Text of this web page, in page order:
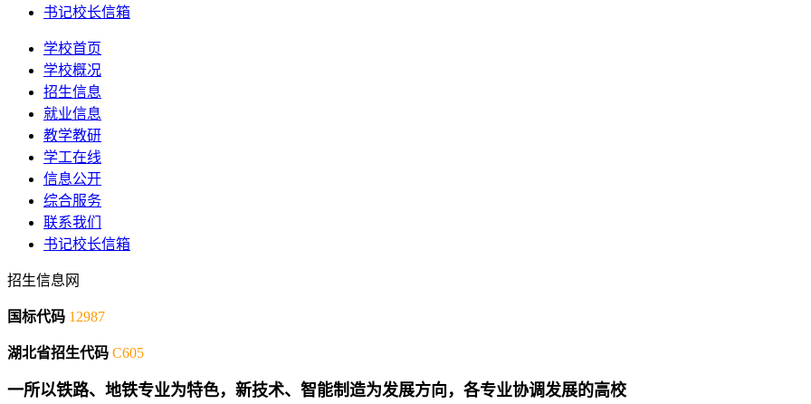
书记校长信箱
学校首页
学校概况
招生信息
就业信息
教学教研
学工在线
信息公开
综合服务
联系我们
书记校长信箱
招生信息网
国标代码 12987
湖北省招生代码 C605
一所以铁路、地铁专业为特色，新技术、智能制造为发展方向，各专业协调发展的高校